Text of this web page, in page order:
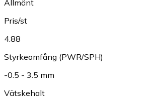
Allmänt
Pris/st
4.88
Styrkeomfång (PWR/SPH)
-0.5 - 3.5 mm
Vätskehalt